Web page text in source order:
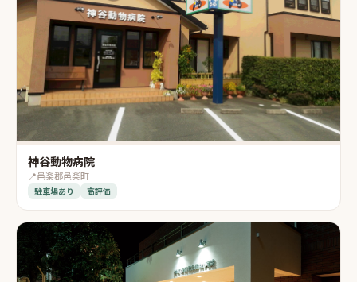
神谷動物病院
📍邑楽郡邑楽町
駐車場あり 高評価